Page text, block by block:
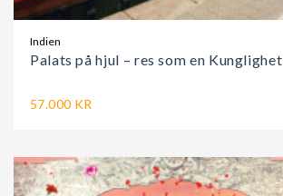
Indien
Palats på hjul – res som en Kunglighet
57.000 KR